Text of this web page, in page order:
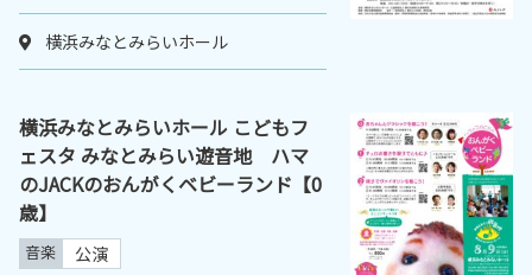
横浜みなとみらいホール
横浜みなとみらいホール こどもフ
ェスタ みなとみらい遊音地 ハマ
のJACKのおんがくベビーランド【0
歳】
音楽 公演